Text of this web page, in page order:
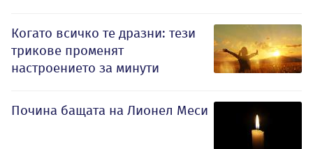
Когато всичко те дразни: тези
трикове променят
настроението за минути
Почина бащата на Лионел Меси